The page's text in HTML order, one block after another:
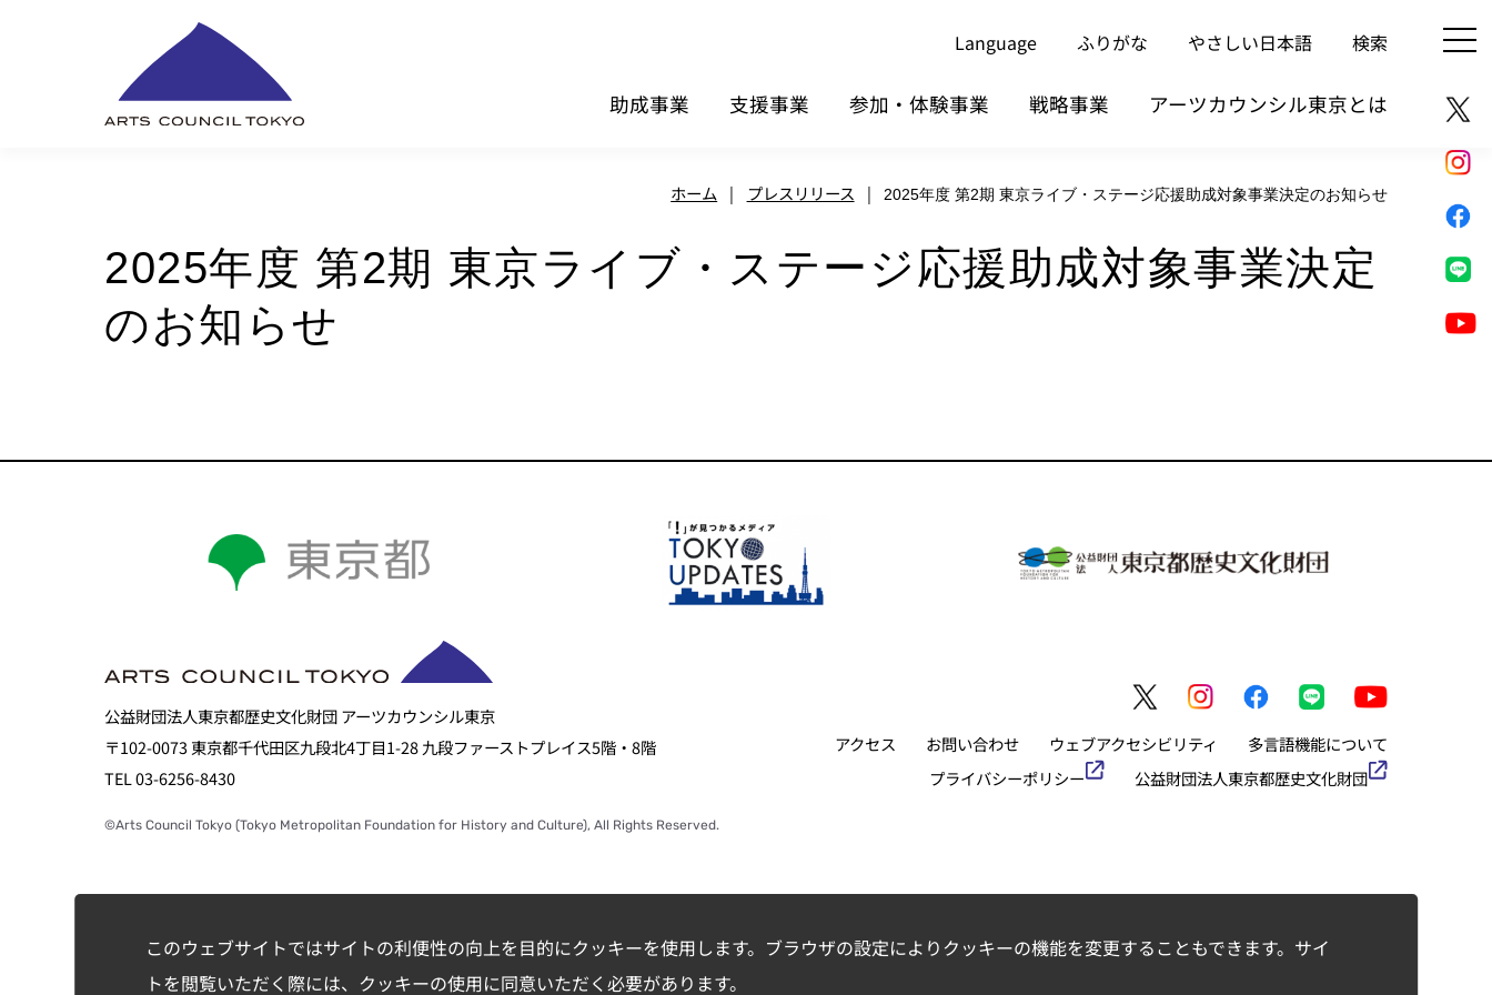
このウェブサイトではサイトの利便性の向上を目的にクッキーを使用します。ブラウザの設定によりクッキーの機能を変更することもできます。サイ
トを閲覧いただく際には、クッキーの使用に同意いただく必要があります。
Language ふりがな やさしい日本語 検索
助成事業 支援事業 参加・体験事業 戦略事業 アーツカウンシル東京とは
ホーム | プレスリリース | 2025年度 第2期 東京ライブ・ステージ応援助成対象事業決定のお知らせ
2025年度 第2期 東京ライブ・ステージ応援助成対象事業決定
のお知らせ
公益財団法人東京都歴史文化財団 アーツカウンシル東京
〒102-0073 東京都千代田区九段北4丁目1-28 九段ファーストプレイス5階・8階
TEL 03-6256-8430
アクセス お問い合わせ ウェブアクセシビリティ
多言語機能について
プライバシーポリシー
公益財団法人東京都歴史文化財団
©Arts Council Tokyo (Tokyo Metropolitan Foundation for History and Culture), All Rights Reserved.